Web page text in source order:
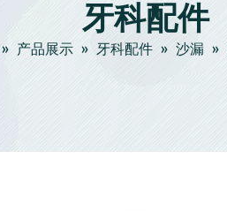
牙科配件
» 产品展示 » 牙科配件 » 沙漏 »